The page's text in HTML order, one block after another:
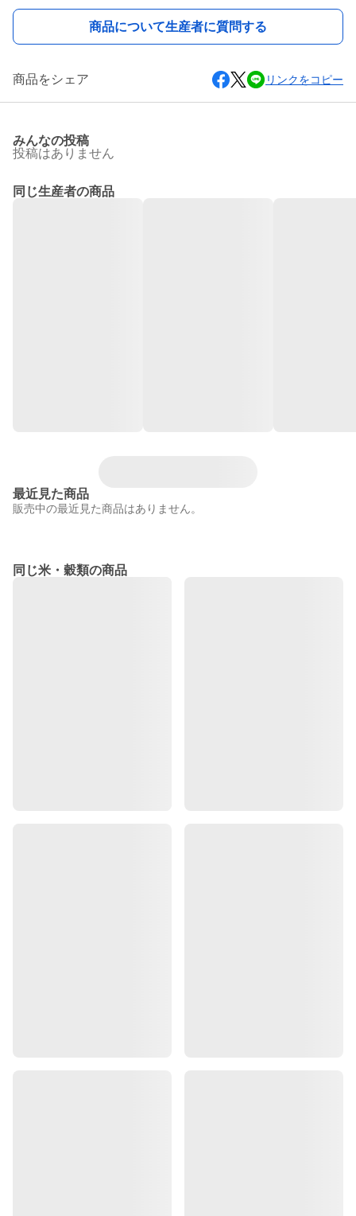
商品について生産者に質問する
商品をシェア リンクをコピー
みんなの投稿
投稿はありません
同じ生産者の商品
最近見た商品
販売中の最近見た商品はありません。
同じ米・穀類の商品